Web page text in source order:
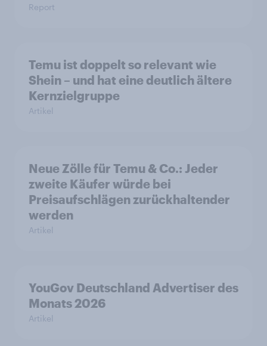
Report
Temu ist doppelt so relevant wie
Shein – und hat eine deutlich ältere
Kernzielgruppe
Artikel
Neue Zölle für Temu & Co.: Jeder
zweite Käufer würde bei
Preisaufschlägen zurückhaltender
werden
Artikel
YouGov Deutschland Advertiser des
Monats 2026
Artikel